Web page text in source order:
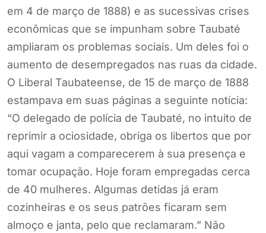
em 4 de março de 1888) e as sucessivas crises
econômicas que se impunham sobre Taubaté
ampliaram os problemas sociais. Um deles foi o
aumento de desempregados nas ruas da cidade.
O Liberal Taubateense, de 15 de março de 1888
estampava em suas páginas a seguinte notícia:
“O delegado de polícia de Taubaté, no intuito de
reprimir a ociosidade, obriga os libertos que por
aqui vagam a comparecerem à sua presença e
tomar ocupação. Hoje foram empregadas cerca
de 40 mulheres. Algumas detidas já eram
cozinheiras e os seus patrões ficaram sem
almoço e janta, pelo que reclamaram.” Não